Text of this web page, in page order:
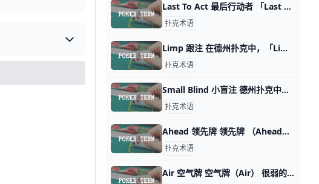
Last To Act 最后行动者 「Last To Act」在德州扑克中是处于最后一个行动位置的玩家，能够看到其他玩家的行动后再做出决策，可以翻译为「最后行动者」。在每一轮下注中，
扑克术语
Limp 跟注 在德州扑克中，「Limp」是一种术语，这代表玩家投入和大盲注相同的筹码，保持低风险的投入方式，选择跟注（Call）而不是加注（Raise）。
扑克术语
Small Blind 小盲注 德州扑克中的「Small Blind」是指座位在庄家（Dealer）左边的玩家，需要在每轮发牌时支付的一种强制赌注。这个赌注被称为「小盲注」，
扑克术语
Ahead 领先牌 领先牌 （Ahead） 通常用于描述在一手牌的进程中某位玩家所处的优势位置 如果一名玩家在一手牌中拥有更好的牌型，或者其手中的牌比其他玩家更接近最
扑克术语
Air 空气牌 空气牌（Air） 很弱的牌型，指的是什么都没有